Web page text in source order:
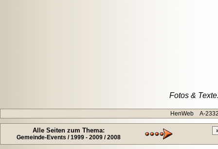
Fotos &
HenWeb A-
Alle Seiten zum Thema:
Gemeinde-Events / 1999 - 2009 / 2008